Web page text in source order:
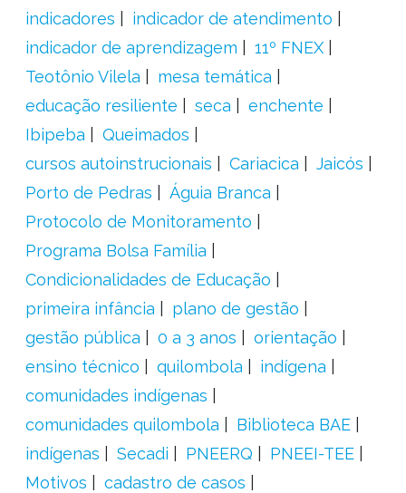
indicadores
indicador de atendimento
indicador de aprendizagem
11º FNEX
Teotônio Vilela
mesa temática
educação resiliente
seca
enchente
Ibipeba
Queimados
cursos autoinstrucionais
Cariacica
Jaicós
Porto de Pedras
Águia Branca
Protocolo de Monitoramento
Programa Bolsa Família
Condicionalidades de Educação
primeira infância
plano de gestão
gestão pública
0 a 3 anos
orientação
ensino técnico
quilombola
indígena
comunidades indígenas
comunidades quilombola
Biblioteca BAE
indígenas
Secadi PNEERQ
PNEEI-TEE
Motivos
cadastro de casos